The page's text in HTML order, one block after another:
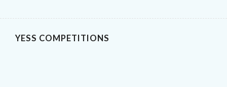
YESS COMPETITIONS